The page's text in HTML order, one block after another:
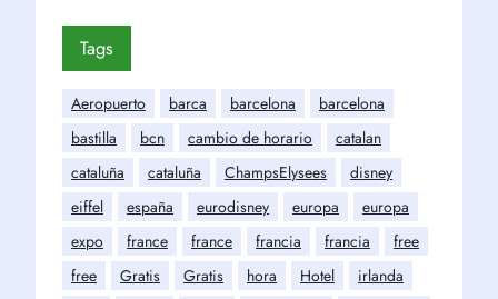
Tags
Aeropuerto barca barcelona
barcelona
bastilla
bcn cambio de horario
catalan
cataluña
cataluña ChampsElysees
disney
eiffel
españa eurodisney europa
europa
expo
france france francia francia
free
free
Gratis Gratis hora Hotel
irlanda